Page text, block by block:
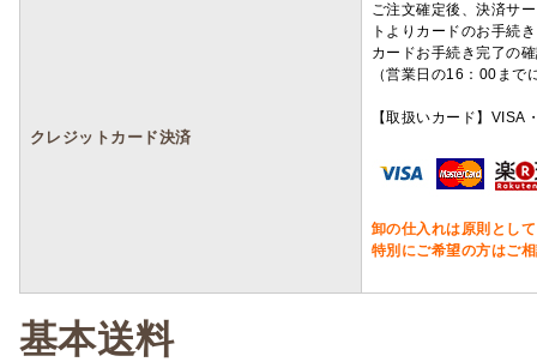
クレジットカード決済
ご注文確定後、決済サ
トよりカードのお手続
カードお手続き完了の
（営業日の16：00ま
【取扱いカード】
卸の仕入れは原則とし
特別にご希望の方はご
基本送料